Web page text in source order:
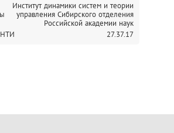
Институт динамики систем и теории
управления Сибирского отделения
Российской академии наук
27.37.17